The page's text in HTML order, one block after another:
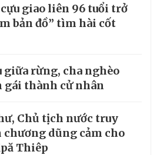
cựu giao liên 96 tuổi trở
bản đồ” tìm hài cốt
giữa rừng, cha nghèo
gái thành cử nhân
Chủ tịch nước truy
chương dũng cảm cho
Thiêp